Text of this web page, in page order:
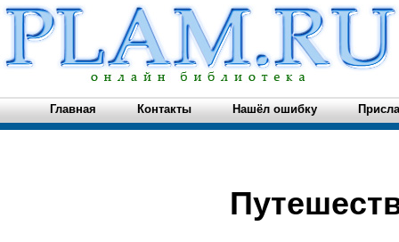
Главная Контакты Нашёл ошибку